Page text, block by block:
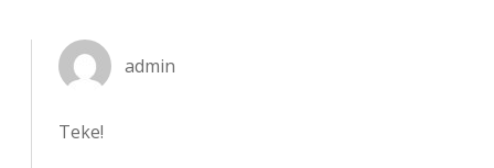
admin
Teke!